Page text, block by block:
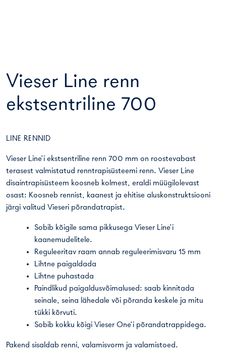
Vieser Line renn
ekstsentriline 700
LINE RENNID
Vieser Line’i ekstsentriline renn 700 mm on roostevabast
terasest valmistatud renntrapisüsteemi renn. Vieser Line
disaintrapisüsteem koosneb kolmest, eraldi müügilolevast
osast: Koosneb rennist, kaanest ja ehitise aluskonstruktsiooni
järgi valitud Vieseri põrandatrapist.
Sobib kõigile sama pikkusega Vieser Line’i
kaanemudelitele.
Reguleeritav raam annab reguleerimisvaru 15 mm
Lihtne paigaldada
Lihtne puhastada
Paindlikud paigaldusvõimalused: saab kinnitada
seinale, seina lähedale või põranda keskele ja mitu
tükki kõrvuti.
Sobib kokku kõigi Vieser One’i põrandatrappidega.
Pakend sisaldab renni, valamisvorm ja valamistoed.